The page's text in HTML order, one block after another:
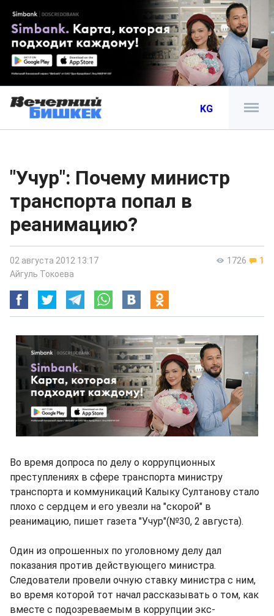
KG
"Учур": Почему министр
транспорта попал в
реанимацию?
1726 1
02 августа 2012 13:17
Айгуль Токоева
Во время допроса по делу о коррупционных
преступлениях в сфере транспорта министру
транспорта и коммуникаций Калыку Султанову стало
плохо с сердцем и его увезли на "скорой" в
реанимацию, пишет газета "Учур"(№30, 2 августа).
Один из опрошенных по уголовному делу дал
показания против действующего министра.
Следователи провели очную ставку министра с ним,
во время которой тот начал рассказывать о том, как
вместе с подозреваемым в коррупции экс-